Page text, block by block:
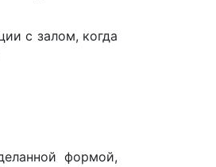
с залом, когда
формой,